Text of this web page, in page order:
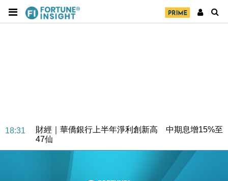
18:31
財經｜華僑銀行上半年淨利創新高 中期息增15%至
47仙
財經｜滙豐上調香港今年GDP預測至4.5% 看好貿易
及消費表現